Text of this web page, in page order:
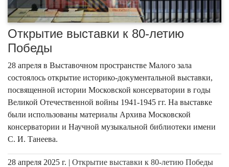
Открытие выставки к 80-летию
Победы
28 апреля в Выставочном пространстве Малого зала
состоялось открытие историко-документальной выставки,
посвященной истории Московской консерватории в годы
Великой Отечественной войны 1941-1945 гг. На выставке
были использованы материалы Архива Московской
консерватории и Научной музыкальной библиотеки имени
С. И. Танеева.
28 апреля 2025 г. | Открытие выставки к 80-летию Победы